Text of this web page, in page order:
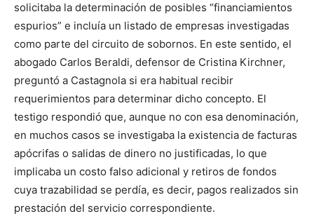
solicitaba la determinación de posibles “financiamientos
espurios” e incluía un listado de empresas investigadas
como parte del circuito de sobornos. En este sentido, el
abogado Carlos Beraldi, defensor de Cristina Kirchner,
preguntó a Castagnola si era habitual recibir
requerimientos para determinar dicho concepto. El
testigo respondió que, aunque no con esa denominación,
en muchos casos se investigaba la existencia de facturas
apócrifas o salidas de dinero no justificadas, lo que
implicaba un costo falso adicional y retiros de fondos
cuya trazabilidad se perdía, es decir, pagos realizados sin
prestación del servicio correspondiente.